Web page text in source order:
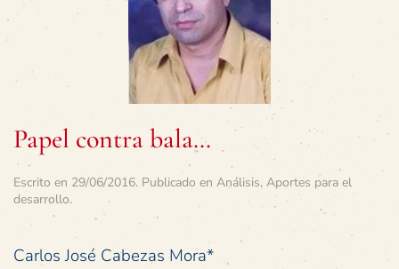
Papel contra bala…
Escrito en 29/06/2016. Publicado en Análisis, Aportes para el
desarrollo.
Carlos José Cabezas Mora*